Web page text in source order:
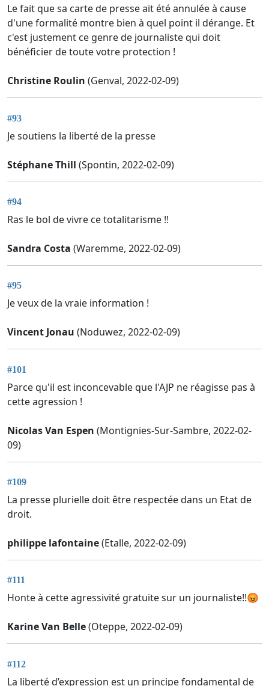
Le fait que sa carte de presse ait été annulée à cause
d'une formalité montre bien à quel point il dérange. Et
c'est justement ce genre de journaliste qui doit
bénéficier de toute votre protection !
Christine Roulin (Genval, 2022-02-09)
#93
Je soutiens la liberté de la presse
Stéphane Thill (Spontin, 2022-02-09)
#94
Ras le bol de vivre ce totalitarisme !!
Sandra Costa (Waremme, 2022-02-09)
#95
Je veux de la vraie information !
Vincent Jonau (Noduwez, 2022-02-09)
#101
Parce qu'il est inconcevable que l'AJP ne réagisse pas à
cette agression !
Nicolas Van Espen (Montignies-Sur-Sambre, 2022-02-
09)
#109
La presse plurielle doit être respectée dans un Etat de
droit.
philippe lafontaine(Etalle, 2022-02-09)
#111
Honte à cette agressivité gratuite sur un journaliste!!😡
Karine Van Belle(Oteppe, 2022-02-09)
#112
La liberté d’expression est un principe fondamental de